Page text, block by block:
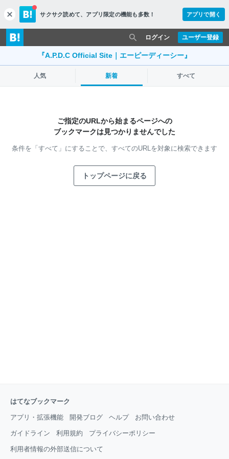
c
l
o
s
サクサク読めて、 アプリ限定の機能も多数！ アプリで開く
ユーザー登録
ログイン
『A.P.D.C Official Site｜エーピーディーシー』
人気 新着 すべて
ご指定のURLから始まるページへの
ブックマークは見つかりませんでした
条件を「すべて」にすることで、 すべてのURLを対象に検索できます
トップページに戻る
はてなブックマーク
アプリ・拡張機能 開発ブログ ヘルプ お問い合わせ
ガイドライン 利用規約 プライバシーポリシー
利用者情報の外部送信について